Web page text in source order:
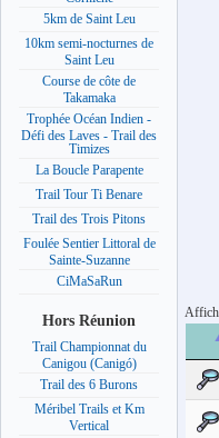
5km de Saint Leu
10km semi-nocturnes de
Saint Leu
Course de côte de
Takamaka
Trophée Océan Indien -
Défi des Laves - Trail des
Timizes
La Boucle Parapente
Trail Tour Ti Benare
Trail des Trois Pitons
Foulée Sentier Littoral de
Sainte-Suzanne
CiMaSaRun
Hors Réunion
Trail Championnat du
Canigou (Canigó)
Trail des 6 Burons
Méribel Trails et Km
Vertical